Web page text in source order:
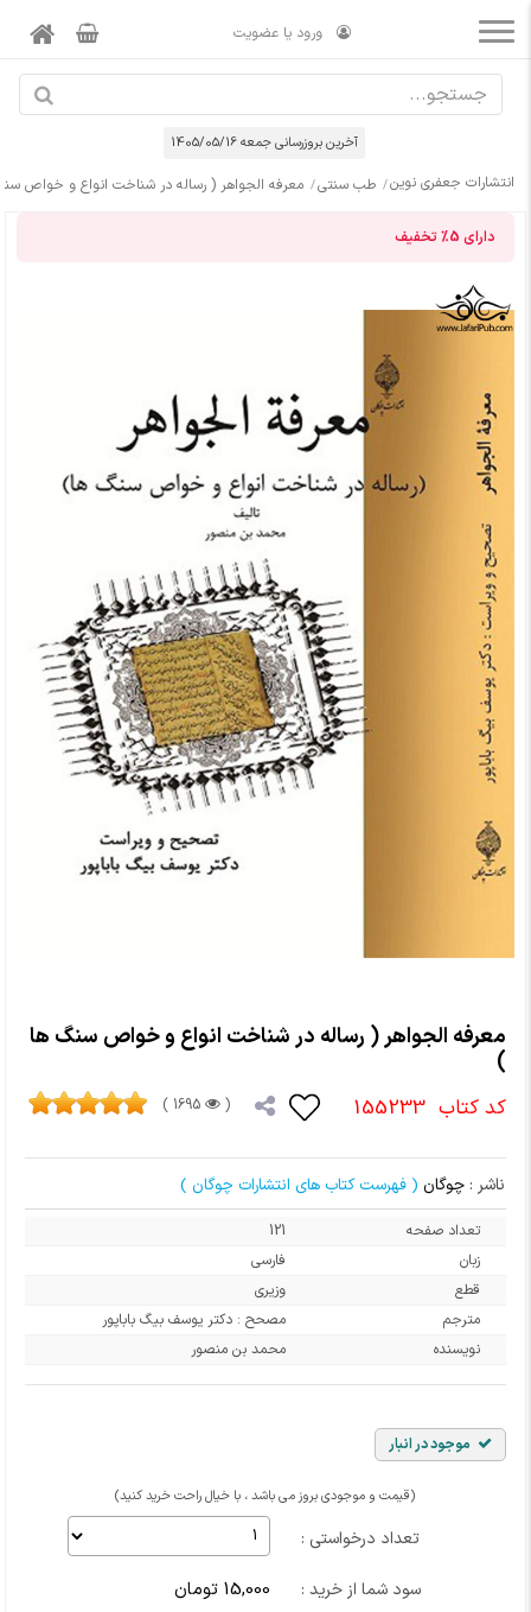
ورود یا عضویت
آخرین بروزرسانی جمعه 1405/05/16
انتشارات جعفری نوین طب سنتی معرفه الجواهر ( رساله در شناخت انواع و خواص
دارای 5% تخفیف
معرفه الجواهر ( رساله در شناخت انواع و خواص سنگ ها
)
کد کتاب 155233
(
1695 )
ناشر : چوگان ( فهرست کتاب های انتشارات چوگان )
تعداد صفحه
121
زبان
فارسی
قطع
وزیری
مترجم
مصحح : دکتر یوسف بیگ باباپور
نویسنده
محمد بن منصور
موجود در انبار
(قیمت و موجودی بروز می باشد ، با خیال راحت خرید کنید)
تعداد درخواستی :
سود شما از خرید : 15,000 تومان